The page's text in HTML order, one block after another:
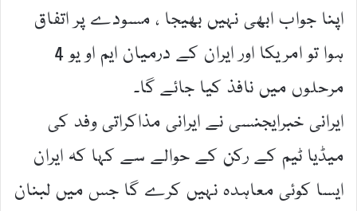
اپنا جواب ابھی نہیں بھیجا ، مسودے پر اتفاق
ہوا تو امریکا اور ایران کے درمیان ایم او یو 4
مرحلوں میں نافذ کیا جائے گا۔
ایرانی خبرایجنسی نے ایرانی مذاکراتی وفد کی
میڈیا ٹیم کے رکن کے حوالے سے کہا کہ ایران
ایسا کوئی معاہدہ نہیں کرے گا جس میں لبنان